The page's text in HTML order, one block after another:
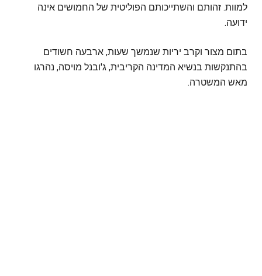
למוות. זהותם והשתייכותם הפוליטית של החמושים אינה
ידועה.
בתום מצור וקרב יריות שנמשך שעות, ארבעה חשודים
בהתנקשות בנשיא המדינה הקריבית, ג'ובנל מויסה, נהרגו
מאש המשטרה.